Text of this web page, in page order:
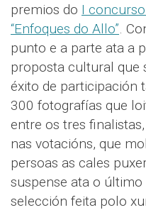
premios do I
“Enfoques do Allo”.
punto e a parte ata a
proposta cultural que
éxito de participación
300 fotografías que
entre os tres
nas votacións, que
persoas as cales
suspense ata o
selección feita polo